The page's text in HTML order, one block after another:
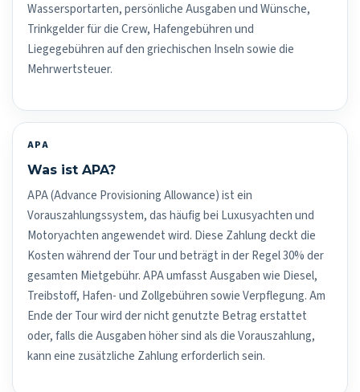
Wassersportarten, persönliche Ausgaben und Wünsche,
Trinkgelder für die Crew, Hafengebühren und
Liegegebühren auf den griechischen Inseln sowie die
Mehrwertsteuer.
APA
Was ist APA?
APA (Advance Provisioning Allowance) ist ein
Vorauszahlungssystem, das häufig bei Luxusyachten und
Motoryachten angewendet wird. Diese Zahlung deckt die
Kosten während der Tour und beträgt in der Regel 30% der
gesamten Mietgebühr. APA umfasst Ausgaben wie Diesel,
Treibstoff, Hafen- und Zollgebühren sowie Verpflegung. Am
Ende der Tour wird der nicht genutzte Betrag erstattet
oder, falls die Ausgaben höher sind als die Vorauszahlung,
kann eine zusätzliche Zahlung erforderlich sein.